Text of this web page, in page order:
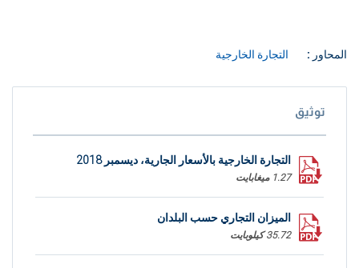
المحاور : التجارة الخارجية
توثيق
التجارة الخارجية بالأسعار الجارية، ديسمبر 2018
1.27 ميغابايت
الميزان التجاري حسب البلدان
35.72 كيلوبايت